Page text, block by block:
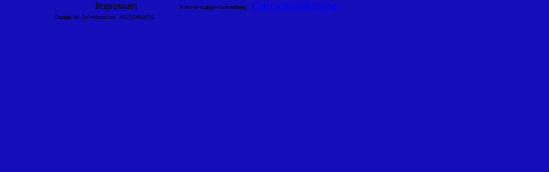
Impressum ©Terrys-Ranger-Rottenburg Datenschutzerklärung
Design by AsWebservice 01751950216